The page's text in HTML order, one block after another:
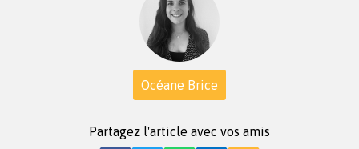
Océane Brice
Partagez l'article avec vos amis